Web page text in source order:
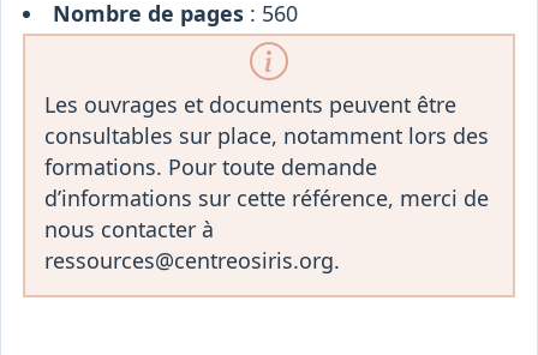
Nombre de pages: 560
Les ouvrages et documents peuvent être
consultables sur place, notamment lors des
formations. Pour toute demande
d’informations sur cette référence, merci de
nous contacter à
ressources@centreosiris.org.